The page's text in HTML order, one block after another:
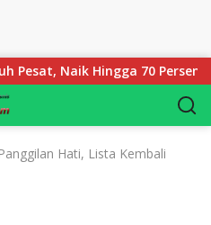
Naik Hingga 70 Persen Sejak
Hati, Lista Kembali